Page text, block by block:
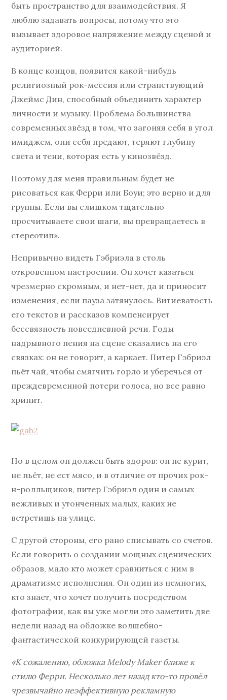
быть пространство для взаимодействия. Я
люблю задавать вопросы, потому что это
вызывает здоровое напряжение между сценой и
аудиторией.
В конце концов, появится какой-нибудь
религиозный рок-мессия или странствующий
Джеймс Дин, способный объединить характер
личности и музыку. Проблема большинства
современных звёзд в том, что загоняя себя в угол
имиджем, они себя предают, теряют глубину
света и тени, которая есть у кинозвёзд.
Поэтому для меня правильным будет не
рисоваться как Ферри или Боуи; это верно и для
группы. Если вы слишком тщательно
просчитываете свои шаги, вы превращаетесь в
стереотип».
Непривычно видеть Гэбриэла в столь
откровенном настроении. Он хочет казаться
чрезмерно скромным, и нет-нет, да и приносит
изменения, если пауза затянулось. Витиеватость
его текстов и рассказов компенсирует
бессвязность повседневной речи. Годы
надрывного пения на сцене сказались на его
связках: он не говорит, а каркает. Питер Гэбриэл
пьёт чай, чтобы смягчить горло и уберечься от
преждевременной потери голоса, но все равно
хрипит.
Но в целом он должен быть здоров: он не курит,
не пьёт, не ест мясо, и в отличие от прочих рок-
н-ролльщиков, питер Гэбриэл один и самых
вежливых и утонченных малых, каких не
встретишь на улице.
С другой стороны, его рано списывать со счетов.
Если говорить о создании мощных сценических
образов, мало кто может сравниться с ним в
драматизме исполнения. Он один из немногих,
кто знает, что хочет получить посредством
фотографии, как вы уже могли это заметить две
недели назад на обложке волшебно-
фантастической конкурирующей газеты.
«К сожалению, обложка Melody Maker ближе к
стилю Ферри. Несколько лет назад кто-то провёл
чрезвычайно неэффективную рекламную